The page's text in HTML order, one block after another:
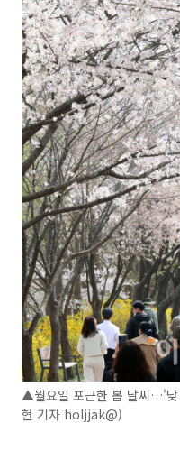
▲월요일 포근한 봄 날씨…'낮
현 기자 holjjak@)